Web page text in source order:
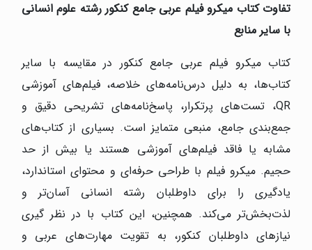
تفاوت کتاب میکرو فیلم عربی جامع کنکور رشته علوم انسانی
با سایر منابع
کتاب میکرو فیلم عربی جامع کنکور در مقایسه با سایر
کتاب‌ها، به دلیل درس‌نامه‌های خلاصه، فیلم‌های آموزشی
QR، تست‌های پرتکرار، پاسخ‌نامه‌های تشریحی دقیق و
جمع‌بندی جامع، منبعی متمایز است. بسیاری از کتاب‌های
مشابه یا فاقد فیلم‌های آموزشی هستند یا بیش از حد
حجیم. میکرو فیلم با طراحی حرفه‌ای و محتوای استاندارد،
یادگیری را برای داوطلبان رشته انسانی آسان‌تر و
لذت‌بخش‌تر می‌کند. همچنین، این کتاب با در نظر گیری
نیازهای داوطلبان کنکور، به تقویت مهارت‌های عربی و